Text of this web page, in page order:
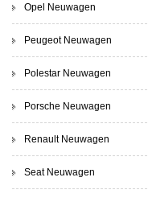
Opel Neuwagen
Peugeot Neuwagen
Polestar Neuwagen
Porsche Neuwagen
Renault Neuwagen
Seat Neuwagen